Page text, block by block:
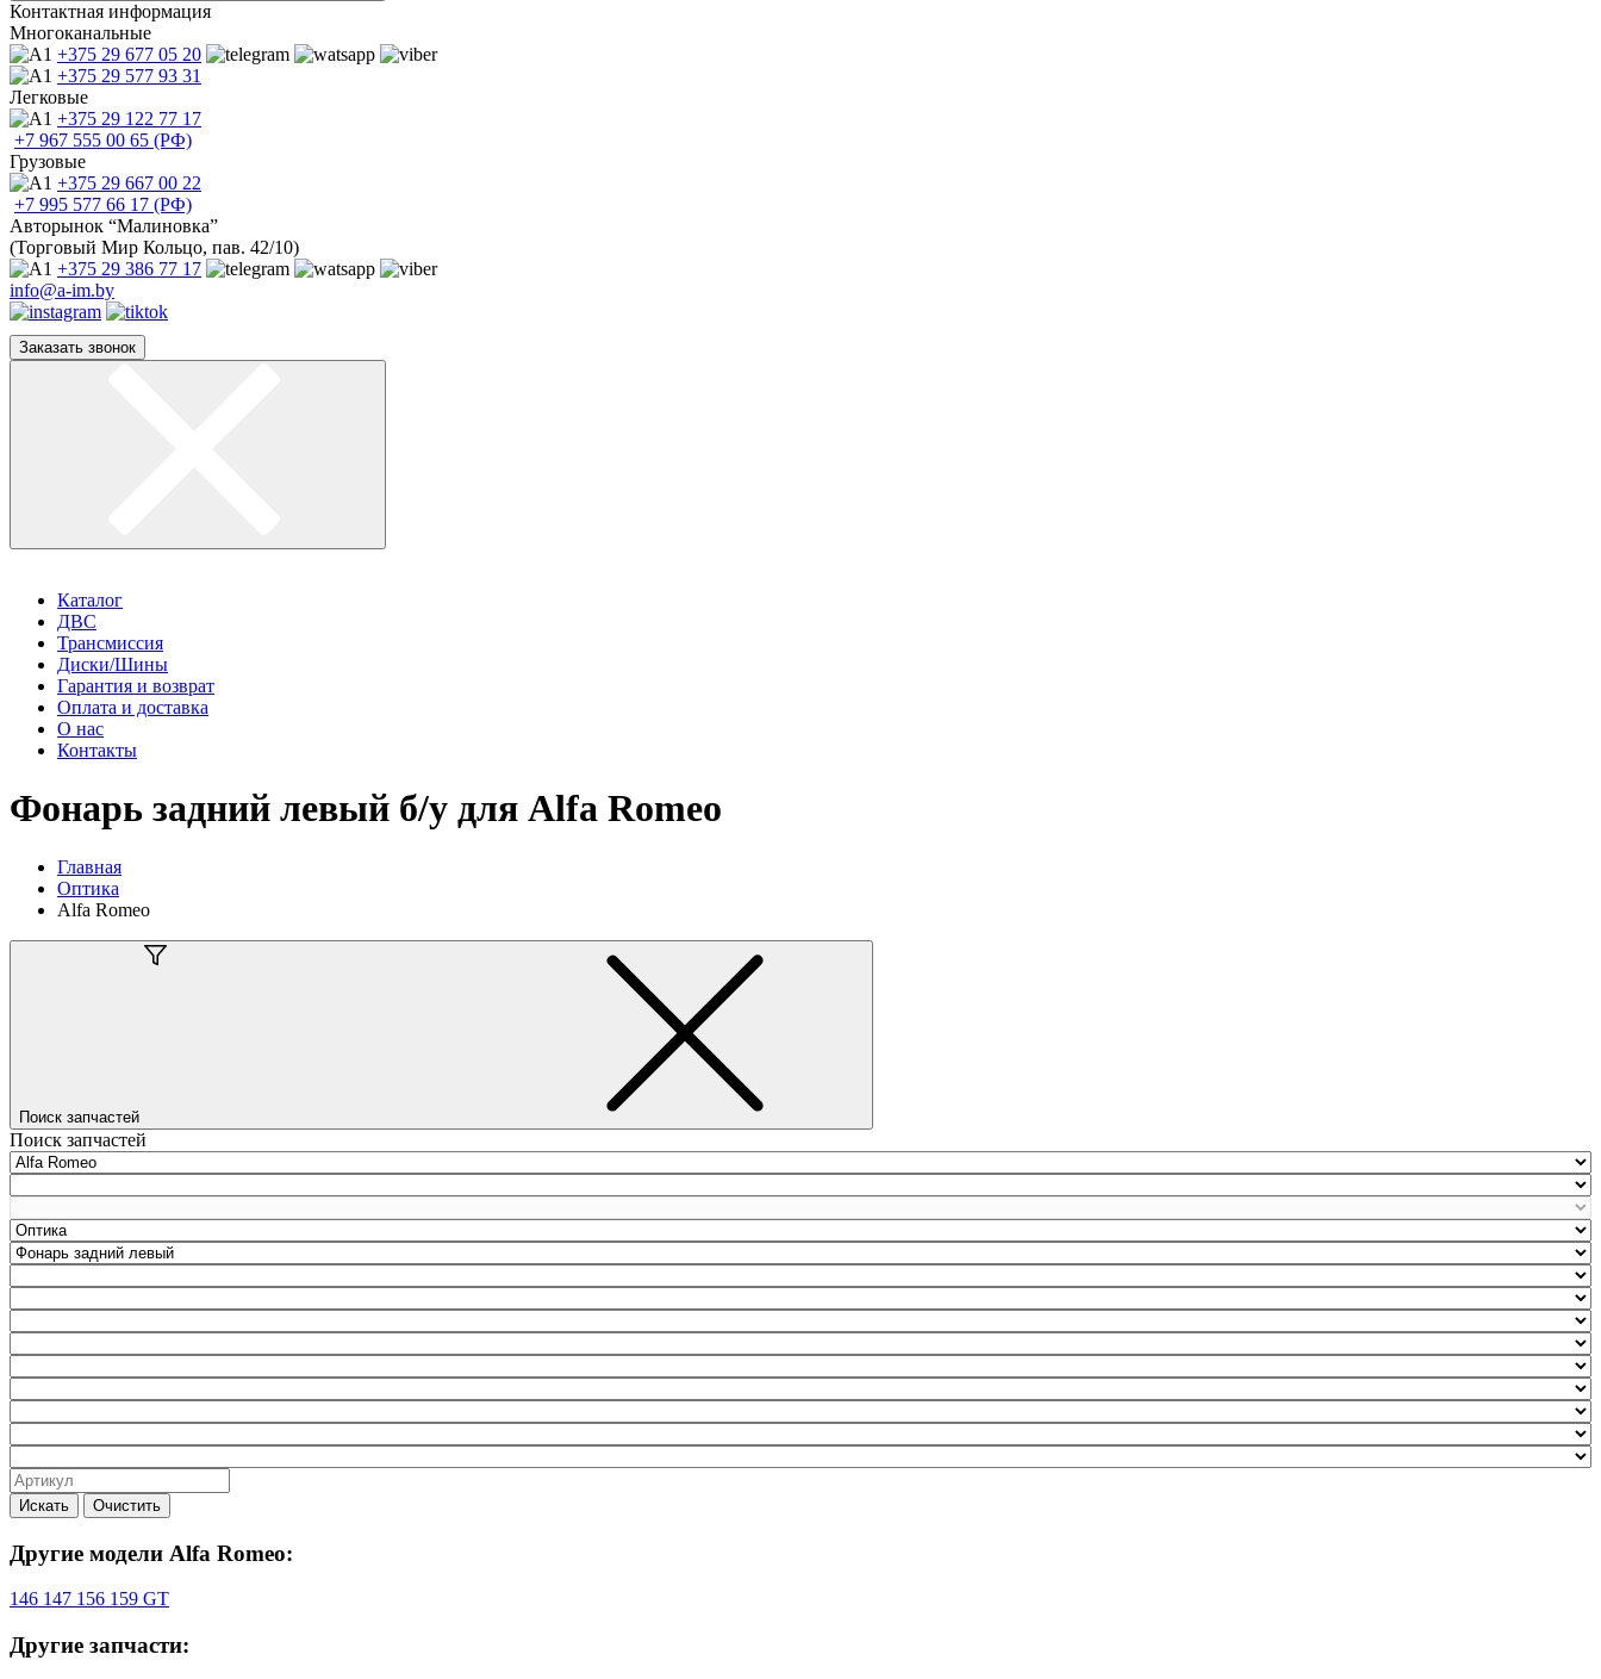
Контактная информация
Многоканальные
+375 29 677 05 20
+375 29 577 93 31
Легковые
+375 29 122 77 17
+7 967 555 00 65 (РФ)
Грузовые
+375 29 667 00 22
+7 995 577 66 17 (РФ)
Авторынок “Малиновка”
(Торговый Мир Кольцо, пав. 42/10)
+375 29 386 77 17
info@a-im.by
Заказать звонок
Каталог
ДВС
Трансмиссия
Диски/Шины
Гарантия и возврат
Оплата и доставка
О нас
Контакты
Фонарь задний левый б/у для Alfa Romeo
Главная
Оптика
Alfa Romeo
Поиск запчастей
Поиск запчастей
Искать Очистить
Другие модели Alfa Romeo:
146 147 156 159 GT
Другие запчасти: